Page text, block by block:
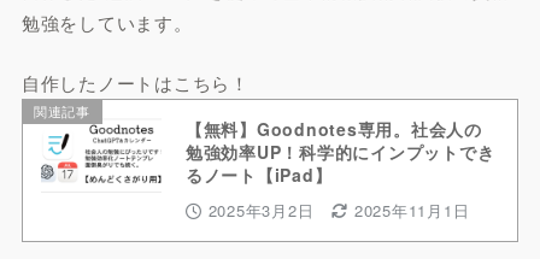
勉強をしています。
自作したノートはこちら！
関連記事
【無料】Goodnotes専用。社会人の
勉強効率UP！科学的にインプットでき
るノート【iPad】
2025年3月2日 2025年11月1日